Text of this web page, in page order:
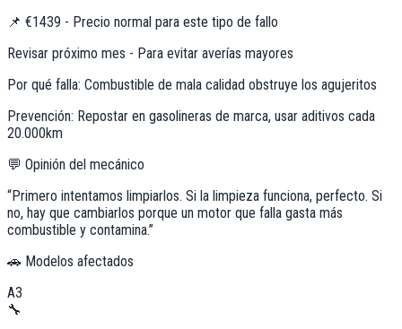
📌 €1439 - Precio normal para este tipo de fallo
Revisar próximo mes - Para evitar averías mayores
Por qué falla: Combustible de mala calidad obstruye los agujeritos
Prevención: Repostar en gasolineras de marca, usar aditivos cada
20.000km
💬 Opinión del mecánico
“Primero intentamos limpiarlos. Si la limpieza funciona, perfecto. Si
no, hay que cambiarlos porque un motor que falla gasta más
combustible y contamina.”
🚗 Modelos afectados
A3
🔧